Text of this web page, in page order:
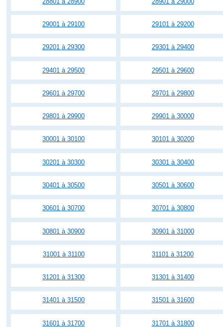
29001 à 29100 29101 à 29200
29201 à 29300 29301 à 29400
29401 à 29500 29501 à 29600
29601 à 29700 29701 à 29800
29801 à 29900 29901 à 30000
30001 à 30100 30101 à 30200
30201 à 30300 30301 à 30400
30401 à 30500 30501 à 30600
30601 à 30700 30701 à 30800
30801 à 30900 30901 à 31000
31001 à 31100 31101 à 31200
31201 à 31300 31301 à 31400
31401 à 31500 31501 à 31600
31601 à 31700 31701 à 31800